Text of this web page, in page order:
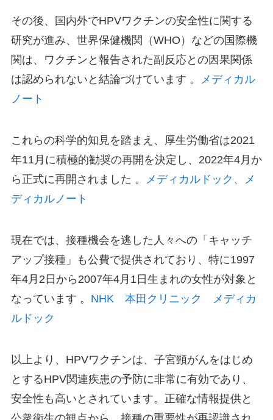
その後、国内外でHPVワクチンの安全性に関する
研究が進み、世界保健機関（WHO）などの国際機
関は、ワクチンと報告された副反応との因果関係
は認められないと結論づけています 。​
メディカル
ノート
これらの科学的知見を踏まえ、厚生労働省は2021
年11月に積極的勧奨の再開を決定し、2022年4月か
ら正式に再開されました 。​
メディカルドック、メ
ディカルノート
現在では、接種機会を逃した人々への「キャッチ
アップ接種」も公費で提供されており、特に1997
年4月2日から2007年4月1日生まれの女性が対象と
なっています 。​ NHK 本田クリニック メディカ
ルドック
以上より、HPVワクチンは、子宮頸がんをはじめ
とするHPV関連疾患の予防に非常に有効であり、
安全性も高いとされています。​正確な情報提供と